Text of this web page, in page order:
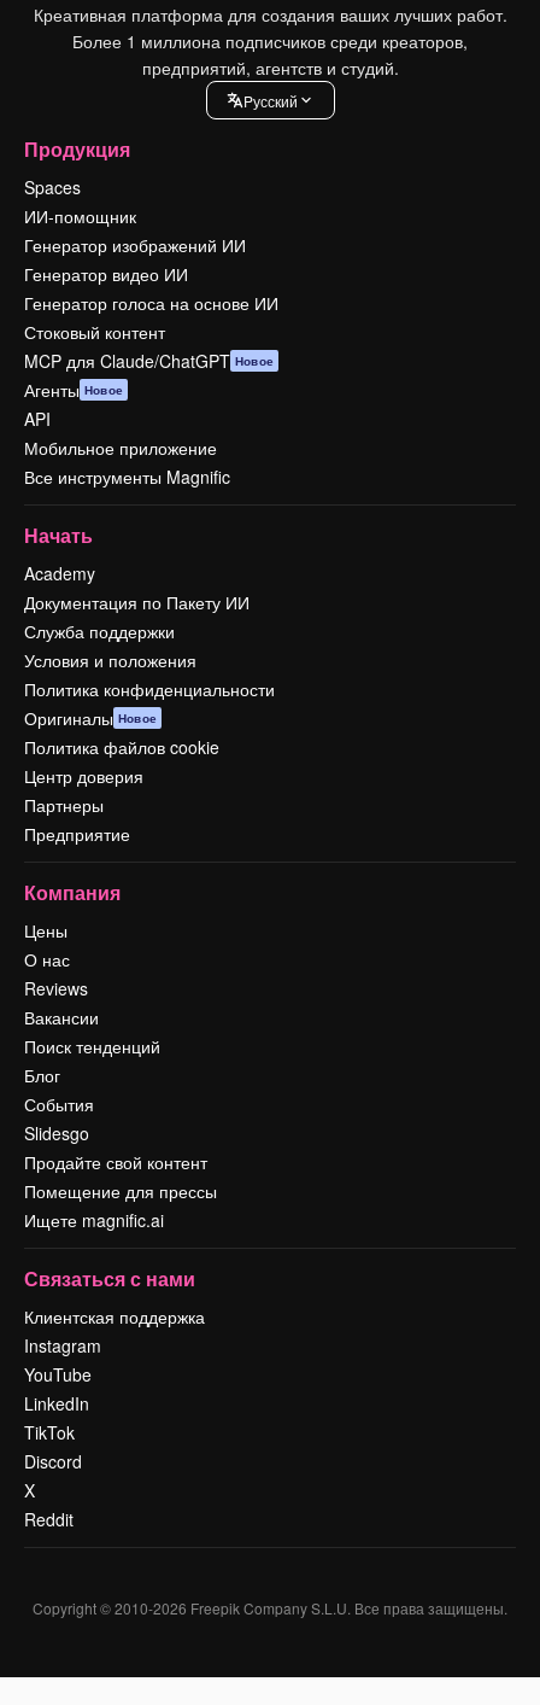
Креативная платформа для создания ваших лучших работ.
Более 1 миллиона подписчиков среди креаторов,
предприятий, агентств и студий.
Pусский
Продукция
Spaces
ИИ-помощник
Генератор изображений ИИ
Генератор видео ИИ
Генератор голоса на основе ИИ
Стоковый контент
MCP для Claude/ChatGPT Новое
Агенты Новое
API
Мобильное приложение
Все инструменты Magnific
Начать
Academy
Документация по Пакету ИИ
Служба поддержки
Условия и положения
Политика конфиденциальности
Оригиналы Новое
Политика файлов cookie
Центр доверия
Партнеры
Предприятие
Компания
Цены
О нас
Reviews
Вакансии
Поиск тенденций
Блог
События
Slidesgo
Продайте свой контент
Помещение для прессы
Ищете magnific.ai
Связаться с нами
Клиентская поддержка
Instagram
YouTube
LinkedIn
TikTok
Discord
X
Reddit
Copyright © 2010-2026 Freepik Company S.L.U. Все права защищены.